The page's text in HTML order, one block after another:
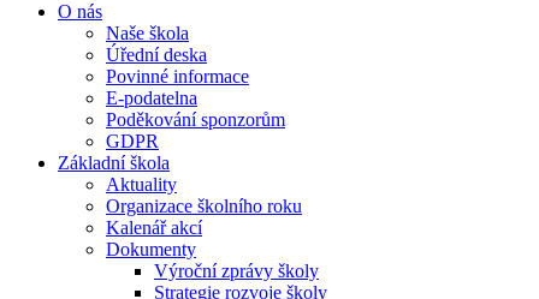
O nás
Naše škola
Úřední deska
Povinné informace
E-podatelna
Poděkování sponzorům
GDPR
Základní škola
Aktuality
Organizace školního roku
Kalenář akcí
Dokumenty
Výroční zprávy školy
Strategie rozvoje školy